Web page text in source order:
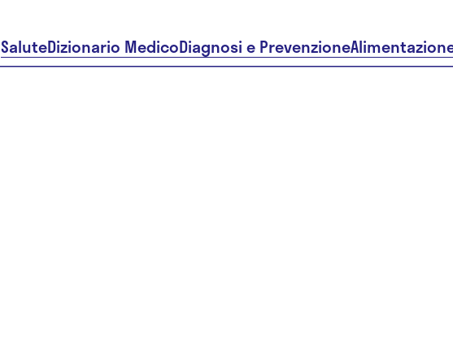
SaluteDizionario MedicoDiagnosi e Prevenzione